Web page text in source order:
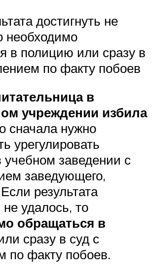
достигнуть не
необходимо
в полицию или сразу в
по факту побоев
в
учреждении избила
сначала нужно
урегулировать
учебном заведении с
заведующего,
результата
не удалось, то
обращаться в
сразу в суд с
по факту побоев.